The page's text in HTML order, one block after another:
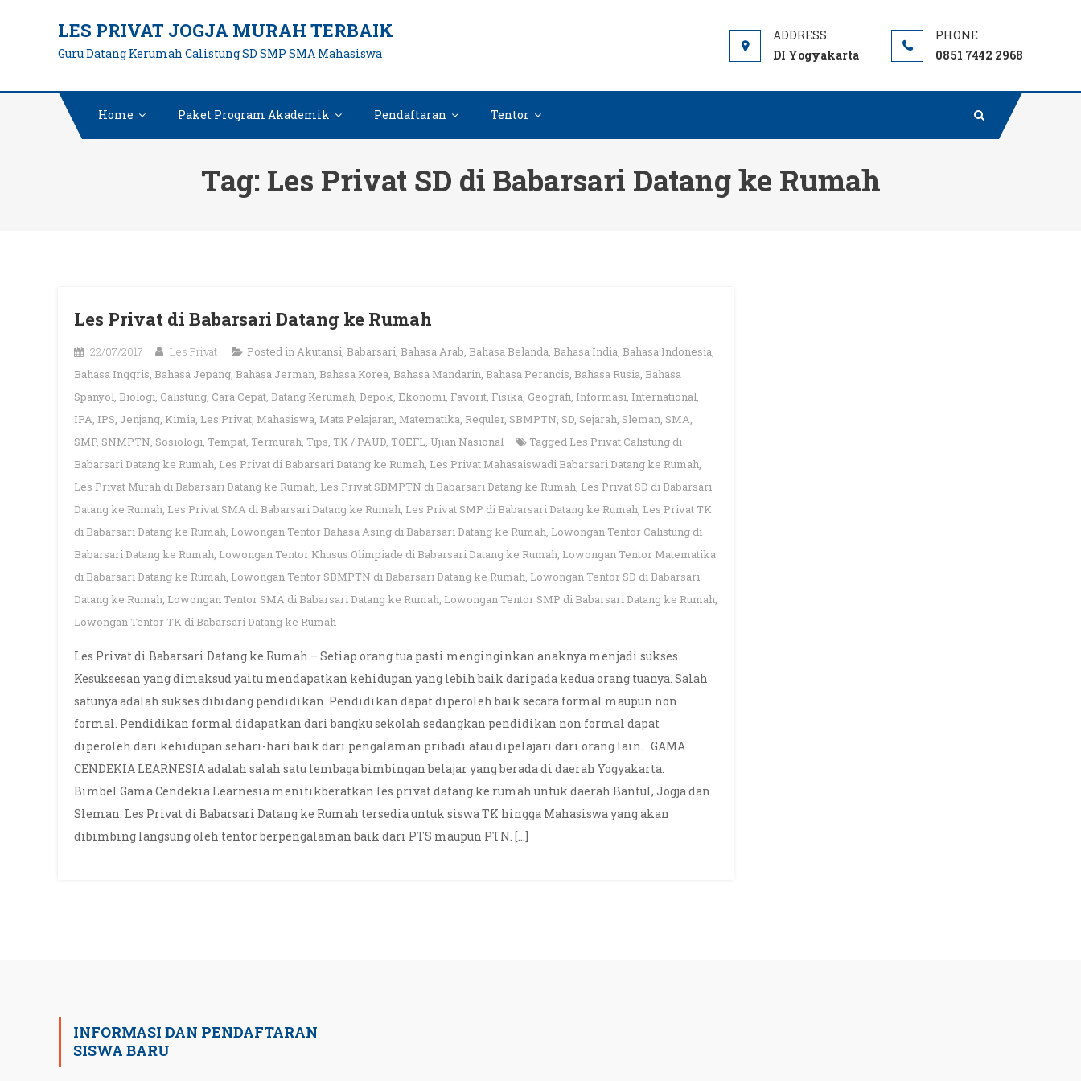
LES PRIVAT JOGJA MURAH TERBAIK
Guru Datang Kerumah Calistung SD SMP SMA Mahasiswa DI Yogyakarta 0851 7442 2968
Home Paket Program Akademik Pendaftaran Tentor
Tag: Les Privat SD di Babarsari Datang ke Rumah
Les Privat di Babarsari Datang ke Rumah
22/07/2017 Les Privat Posted inAkutansi, Babarsari, Bahasa Arab, Bahasa Belanda, Bahasa India, Bahasa Indonesia,
Bahasa Inggris, Bahasa Jepang, Bahasa Jerman, Bahasa Korea, Bahasa Mandarin, Bahasa Perancis, Bahasa Rusia, Bahasa
Spanyol, Biologi, Calistung, Cara Cepat, Datang Kerumah, Depok, Ekonomi, Favorit, Fisika, Geografi, Informasi, International,
IPA, IPS, Jenjang, Kimia, Les Privat, Mahasiswa, Mata Pelajaran, Matematika, Reguler, SBMPTN, SD, Sejarah, Sleman, SMA,
SMP, SNMPTN, Sosiologi, Tempat, Termurah, Tips, TK / PAUD, TOEFL, Ujian Nasional Tagged Les Privat Calistung di
Babarsari Datang ke Rumah, Les Privat di Babarsari Datang ke Rumah, Les Privat Mahasaiswadi Babarsari Datang ke Rumah,
Les Privat Murah di Babarsari Datang ke Rumah, Les Privat SBMPTN di Babarsari Datang ke Rumah, Les Privat SD di Babarsari
Datang ke Rumah, Les Privat SMA di Babarsari Datang ke Rumah, Les Privat SMP di Babarsari Datang ke Rumah, Les Privat TK
di Babarsari Datang ke Rumah, Lowongan Tentor Bahasa Asing di Babarsari Datang ke Rumah, Lowongan Tentor Calistung di
Babarsari Datang ke Rumah, Lowongan Tentor Khusus Olimpiade di Babarsari Datang ke Rumah, Lowongan Tentor Matematika
di Babarsari Datang ke Rumah, Lowongan Tentor SBMPTN di Babarsari Datang ke Rumah, Lowongan Tentor SD di Babarsari
Datang ke Rumah, Lowongan Tentor SMA di Babarsari Datang ke Rumah, Lowongan Tentor SMP di Babarsari Datang ke Rumah,
Lowongan Tentor TK di Babarsari Datang ke Rumah
Les Privat di Babarsari Datang ke Rumah – Setiap orang tua pasti menginginkan anaknya menjadi sukses.
Kesuksesan yang dimaksud yaitu mendapatkan kehidupan yang lebih baik daripada kedua orang tuanya. Salah
satunya adalah sukses dibidang pendidikan. Pendidikan dapat diperoleh baik secara formal maupun non
formal. Pendidikan formal didapatkan dari bangku sekolah sedangkan pendidikan non formal dapat
diperoleh dari kehidupan sehari-hari baik dari pengalaman pribadi atau dipelajari dari orang lain. GAMA
CENDEKIA LEARNESIA adalah salah satu lembaga bimbingan belajar yang berada di daerah Yogyakarta.
Bimbel Gama Cendekia Learnesia menitikberatkan les privat datang ke rumah untuk daerah Bantul, Jogja dan
Sleman. Les Privat di Babarsari Datang ke Rumah tersedia untuk siswa TK hingga Mahasiswa yang akan
dibimbing langsung oleh tentor berpengalaman baik dari PTS maupun PTN. […]
INFORMASI DAN PENDAFTARAN
SISWA BARU